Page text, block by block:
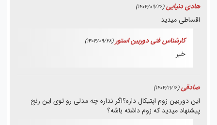
هادی دنیایی(1404/09/26)
اقساطی میدید
کارشناس فنی دوربین استور (1404/09/28)
خیر
صادقی (1404/11/16)
این دوربین زوم اپتیکال داره؟اگر نداره چه مدلی رو توی این رنج
پیشنهاد میدید که زوم داشته باشه؟